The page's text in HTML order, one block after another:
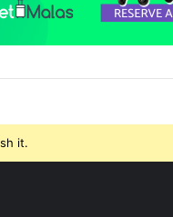
it.